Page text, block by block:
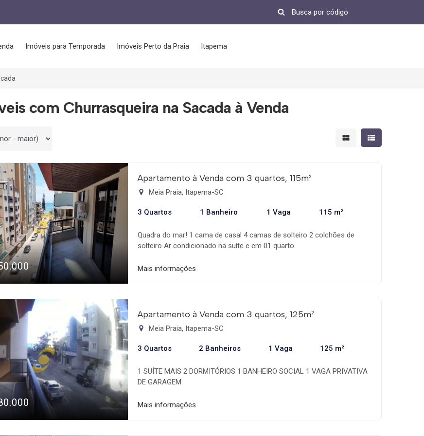
Imóveis para Temporada Imóveis Perto da Praia Itapema
com Churrasqueira na Sacada à Venda
Mostrar resultados em
Mostrar
Apartamento à Venda com 3 quartos, 115m²
Meia Praia, Itapema-SC
3 Quartos 1 Banheiro 1 Vaga 115 m²
Quadra do mar! 1 cama de casal 4 camas de solteiro 2 colchões de
solteiro Ar condicionado na suíte e em 01 quarto
Mais informações
Apartamento à Venda com 3 quartos, 125m²
Meia Praia, Itapema-SC
3 Quartos 2 Banheiros 1 Vaga 125 m²
1 SUÍTE MAIS 2 DORMITÓRIOS 1 BANHEIRO SOCIAL 1 VAGA PRIVATIVA
DE GARAGEM
Mais informações